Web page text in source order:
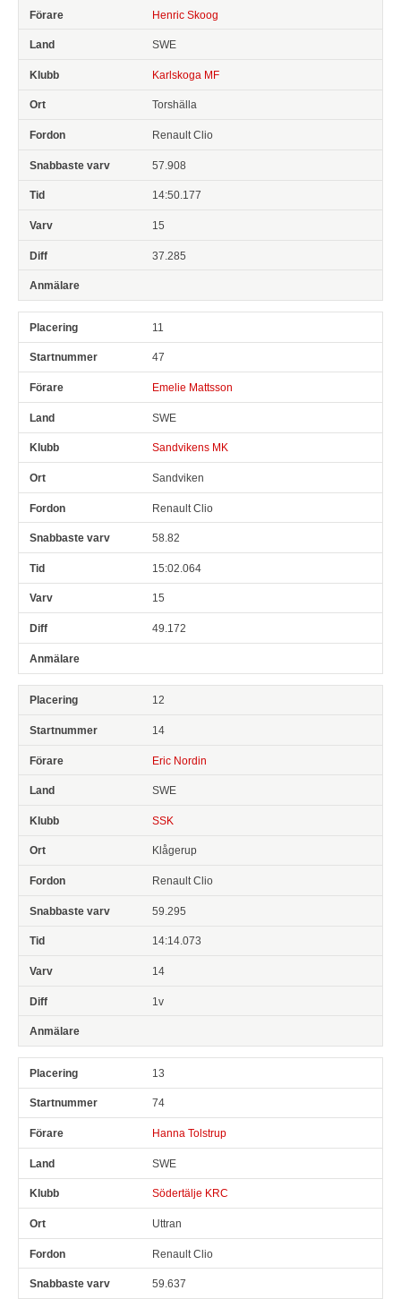
Henric Skoog
SWE
Karlskoga MF
Torshälla
Renault Clio
57.908
14:50.177
15
37.285
11
47
Emelie Mattsson
SWE
Sandvikens MK
Sandviken
Renault Clio
58.82
15:02.064
15
49.172
12
14
Eric Nordin
SWE
SSK
Klågerup
Renault Clio
59.295
14:14.073
14
1v
13
74
Hanna Tolstrup
SWE
Södertälje KRC
Uttran
Renault Clio
59.637